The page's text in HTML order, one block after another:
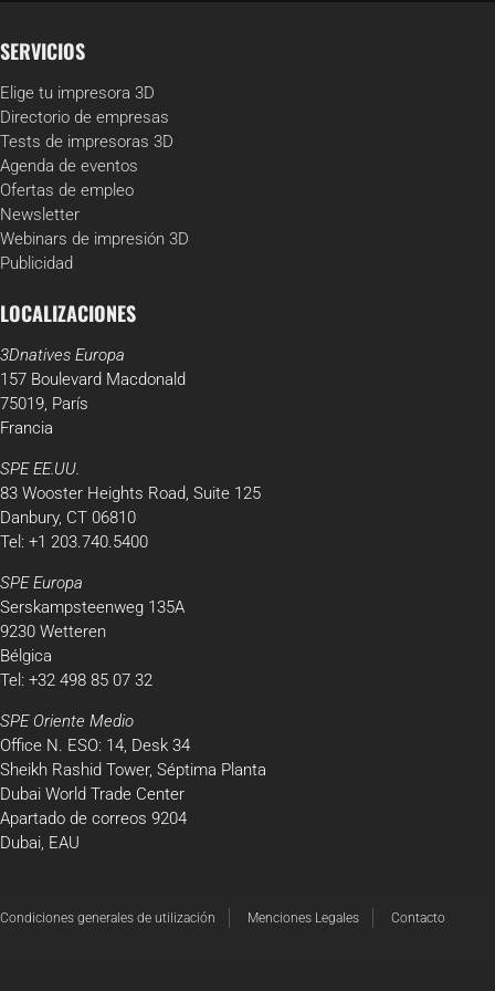
SERVICIOS
Elige tu impresora 3D
Directorio de empresas
Tests de impresoras 3D
Agenda de eventos
Ofertas de empleo
Newsletter
Webinars de impresión 3D
Publicidad
LOCALIZACIONES
3Dnatives Europa
157 Boulevard Macdonald
75019, París
Francia
SPE EE.UU.
83 Wooster Heights Road, Suite 125
Danbury, CT 06810
Tel: +1 203.740.5400
SPE Europa
Serskampsteenweg 135A
9230 Wetteren
Bélgica
Tel: +32 498 85 07 32
SPE Oriente Medio
Office N. ESO: 14, Desk 34
Sheikh Rashid Tower, Séptima Planta
Dubai World Trade Center
Apartado de correos 9204
Dubai, EAU
Condiciones generales de utilización Menciones Legales Contacto